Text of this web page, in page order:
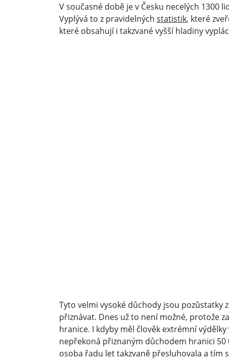
V současné době je v Česku necelých 1300
Vyplývá to z pravidelných statistik, které
které obsahují i takzvané vyšší hladiny
Tyto velmi vysoké důchody jsou pozůstatky
přiznávat. Dnes už to není možné, protože
hranice. I kdyby měl člověk extrémní
nepřekoná přiznaným důchodem hranici 50
osoba řadu let takzvaně přesluhovala a tím